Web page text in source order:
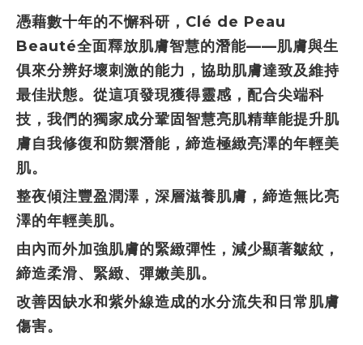
憑藉數十年的不懈科研，Clé de Peau
Beauté全面釋放肌膚智慧的潛能——肌膚與生
俱來分辨好壞刺激的能力，協助肌膚達致及維持
最佳狀態。從這項發現獲得靈感，配合尖端科
技，我們的獨家成分鞏固智慧亮肌精華能提升肌
膚自我修復和防禦潛能，締造極緻亮澤的年輕美
肌。
整夜傾注豐盈潤澤，深層滋養肌膚，締造無比亮
澤的年輕美肌。
由內而外加強肌膚的緊緻彈性，減少顯著皺紋，
締造柔滑、緊緻、彈嫩美肌。
改善因缺水和紫外線造成的水分流失和日常肌膚
傷害。